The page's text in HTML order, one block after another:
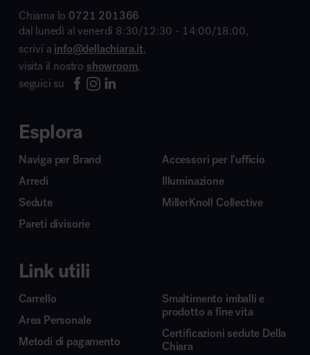
Chiama lo 0721 201366
dal lunedì al venerdì 8:30/12:30 - 14:00/18:00,
scrivi a info@dellachiara.it,
visita il nostro showroom,
seguici su
Esplora
Naviga per Brand
Arredi
Sedute
Pareti divisorie
Accessori per l’ufficio
Illuminazione
MillerKnoll Collective
Link utili
Carrello
Area Personale
Metodi di pagamento
Smaltimento imballi e
prodotto a fine vita
Certificazioni sedute Della
Chiara